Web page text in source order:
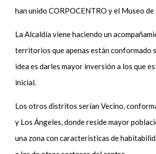
han unido CORPOCENTRO y el Museo
La Alcaldía viene haciendo un
territorios que apenas están conformado
idea es darles mayor inversión a los que
inicial.
Los otros distritos serían Vecino,
y Los Ángeles, donde reside mayor
una zona con caracteristicas de